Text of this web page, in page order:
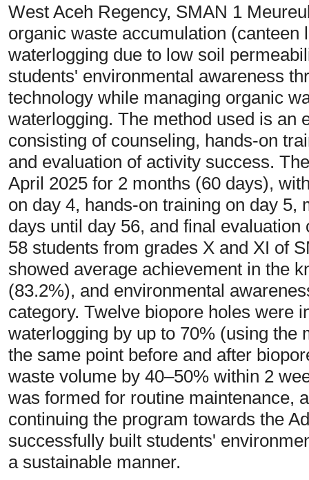
West Aceh Regency, SMAN 1
organic waste accumulation (canteen
waterlogging due to low soil
students' environmental awareness
technology while managing organic
waterlogging. The method used is an
consisting of counseling, hands-on
and evaluation of activity success.
April 2025 for 2 months (60 days),
on day 4, hands-on training on day
days until day 56, and final
58 students from grades X and XI of
showed average achievement in the
(83.2%), and environmental
category. Twelve biopore holes were
waterlogging by up to 70% (using the
the same point before and after
waste volume by 40–50% within 2
was formed for routine maintenance,
continuing the program towards the
successfully built students'
a sustainable manner.